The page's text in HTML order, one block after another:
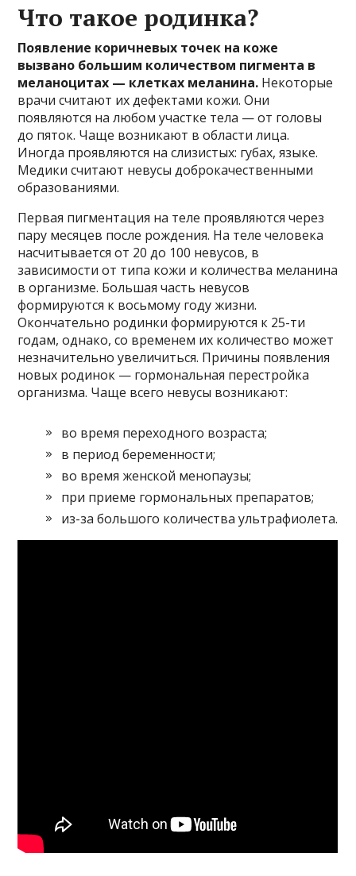
Что такое родинка?
Появление коричневых точек на коже
вызвано большим количеством пигмента в
меланоцитах — клетках меланина. Некоторые
врачи считают их дефектами кожи. Они
появляются на любом участке тела — от головы
до пяток. Чаще возникают в области лица.
Иногда проявляются на слизистых: губах, языке.
Медики считают невусы доброкачественными
образованиями.
Первая пигментация на теле проявляются через
пару месяцев после рождения. На теле человека
насчитывается от 20 до 100 невусов, в
зависимости от типа кожи и количества меланина
в организме. Большая часть невусов
формируются к восьмому году жизни.
Окончательно родинки формируются к 25-ти
годам, однако, со временем их количество может
незначительно увеличиться. Причины появления
новых родинок — гормональная перестройка
организма. Чаще всего невусы возникают:
во время переходного возраста;
в период беременности;
во время женской менопаузы;
при приеме гормональных препаратов;
из-за большого количества ультрафиолета.